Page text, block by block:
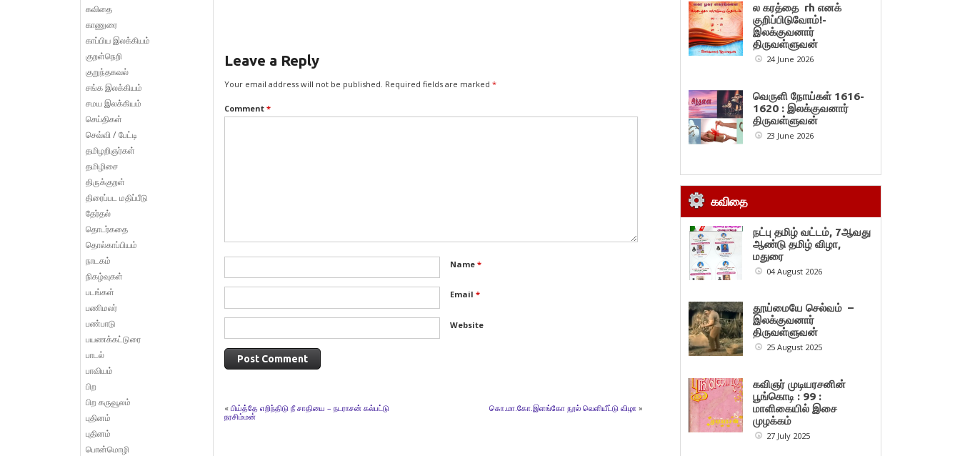
Leave a Reply
Your email address will not be published. Required fields are marked *
Comment *
Name *
Email *
Website
« பிய்த்தே எறிந்திடு நீ சாதியை – நடராசன் கல்பட்டு
நரசிம்மன்
கொ.மா.கோ.இளங்கோ நூல் வெளியீட்டு விழா »
கவிதை
காணுரை
காப்பிய இலக்கியம்
குறள்நெறி
குறுந்தகவல்
சங்க இலக்கியம்
சமய இலக்கியம்
செய்திகள்
செவ்வி / பேட்டி
தமிழறிஞர்கள்
தமிழிசை
திருக்குறள்
திரைப்பட மதிப்பீடு
தேர்தல்
தொடர்கதை
தொல்காப்பியம்
நாடகம்
நிகழ்வுகள்
படங்கள்
பணிமலர்
பண்பாடு
பயணக்கட்டுரை
பாடல்
பாவியம்
பிற
பிற கருவூலம்
புதினம்
புதினம்
பொன்மொழி
ல கரத்தை rh எனக்
குறிப்பிடுவோம்!-
இலக்குவனார்
திருவள்ளுவன்
24 June 2026
வெருளி நோய்கள் 1616-
1620 : இலக்குவனார்
திருவள்ளுவன்
23 June 2026
கவிதை
நட்பு தமிழ் வட்டம், 7ஆவது
ஆண்டு தமிழ் விழா,
மதுரை
04 August 2026
தூய்மையே செல்வம் –
இலக்குவனார்
திருவள்ளுவன்
25 August 2025
கவிஞர் முடியரசனின்
பூங்கொடி : 99 :
மாளிகையில் இசை
முழக்கம்
27 July 2025